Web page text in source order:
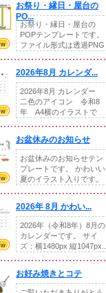
お祭り・縁日・屋台の
PO...
お祭り・縁日・屋台の
POPテンプレートです。
ファイル形式は透過PNG
2026年8月 カレンダ...
2026年8月 カレンダー
二色のアイコン 令和8
年 A4横のイラストで
お盆休みのお知らせ
お盆休みのお知らせテン
プレートです。 かわいい
夏のイラスト入りです。
2026年 8月 かわい...
2026年（令和8年）8月の
カレンダーです。 サイ
ズ：横1480px 縦1047px...
お好み焼きとコテ